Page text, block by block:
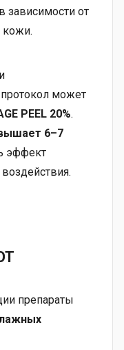
зависимости от
кожи.
может
PEEL 20%.
6–7
эффект
препараты